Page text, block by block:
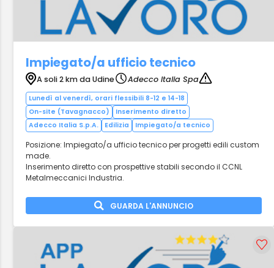
Impiegato/a ufficio tecnico
A soli 2 km da Udine Adecco Italia Spa
Lunedì al venerdì, orari flessibili 8-12 e 14-18
On-site (Tavagnacco)
Inserimento diretto
Adecco Italia S.p.A.
Edilizia Impiegato/a tecnico
Posizione: Impiegato/a ufficio tecnico per progetti edili custom
made.
Inserimento diretto con prospettive stabili secondo il CCNL
Metalmeccanici Industria.
GUARDA L'ANNUNCIO